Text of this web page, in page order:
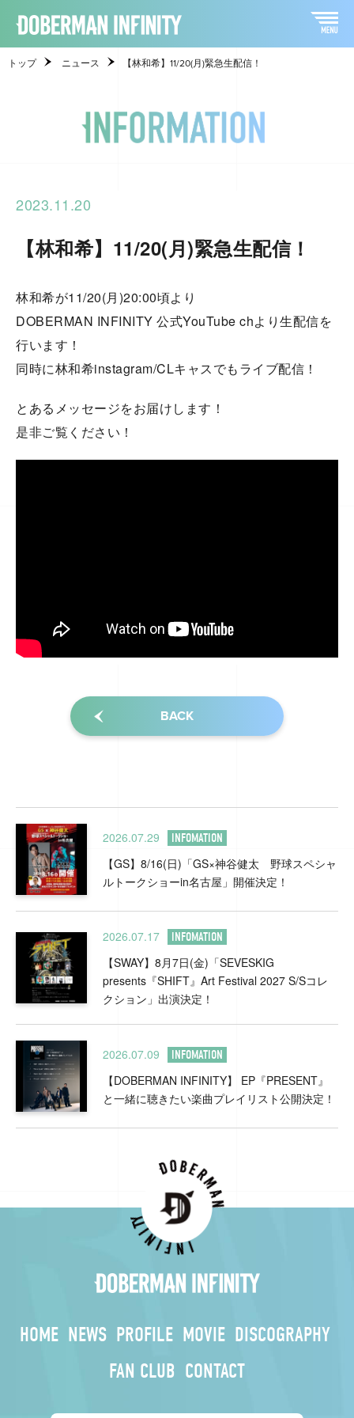
トップ ニュース 【林和希】11/20(月)緊急生配信！
2023.11.20
【林和希】11/20(月)緊急生配信！
林和希が11/20(月)20:00頃より
DOBERMAN INFINITY 公式YouTube chより生配信を
行います！
同時に林和希instagram/CLキャスでもライブ配信！
とあるメッセージをお届けします！
是非ご覧ください！
BACK
2026.07.29 INFOMATION
【GS】8/16(日)「GS×神谷健太 野球スペシャ
ルトークショーin名古屋」開催決定！
2026.07.17 INFOMATION
【SWAY】8月7日(金)「SEVESKIG
presents『SHIFT』Art Festival 2027 S/Sコレ
クション」出演決定！
2026.07.09 INFOMATION
【DOBERMAN INFINITY】 EP『PRESENT』
と一緒に聴きたい楽曲プレイリスト公開決定！
HOME NEWS PROFILE MOVIE DISCOGRAPHY
FAN CLUB CONTACT